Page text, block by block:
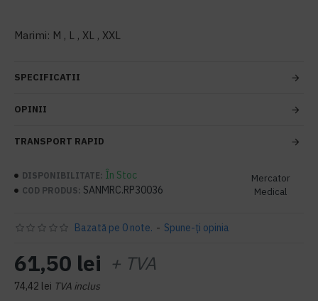
Marimi: M , L , XL , XXL
SPECIFICATII
OPINII
TRANSPORT RAPID
DISPONIBILITATE: În Stoc
COD PRODUS: SANMRC.RP30036
Mercator
Medical
Bazată pe 0 note. - Spune-ţi opinia
61,50 lei + TVA
74,42 lei TVA inclus